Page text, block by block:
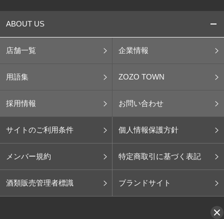
ABOUT US
店舗一覧 企業情報
用語集 ZOZO TOWN
採用情報 お問い合わせ
サイトのご利用条件 個人情報保護方針
メンバー規約 特定商取引に基づく表記
酒類販売管理者標識 ブランドサイト